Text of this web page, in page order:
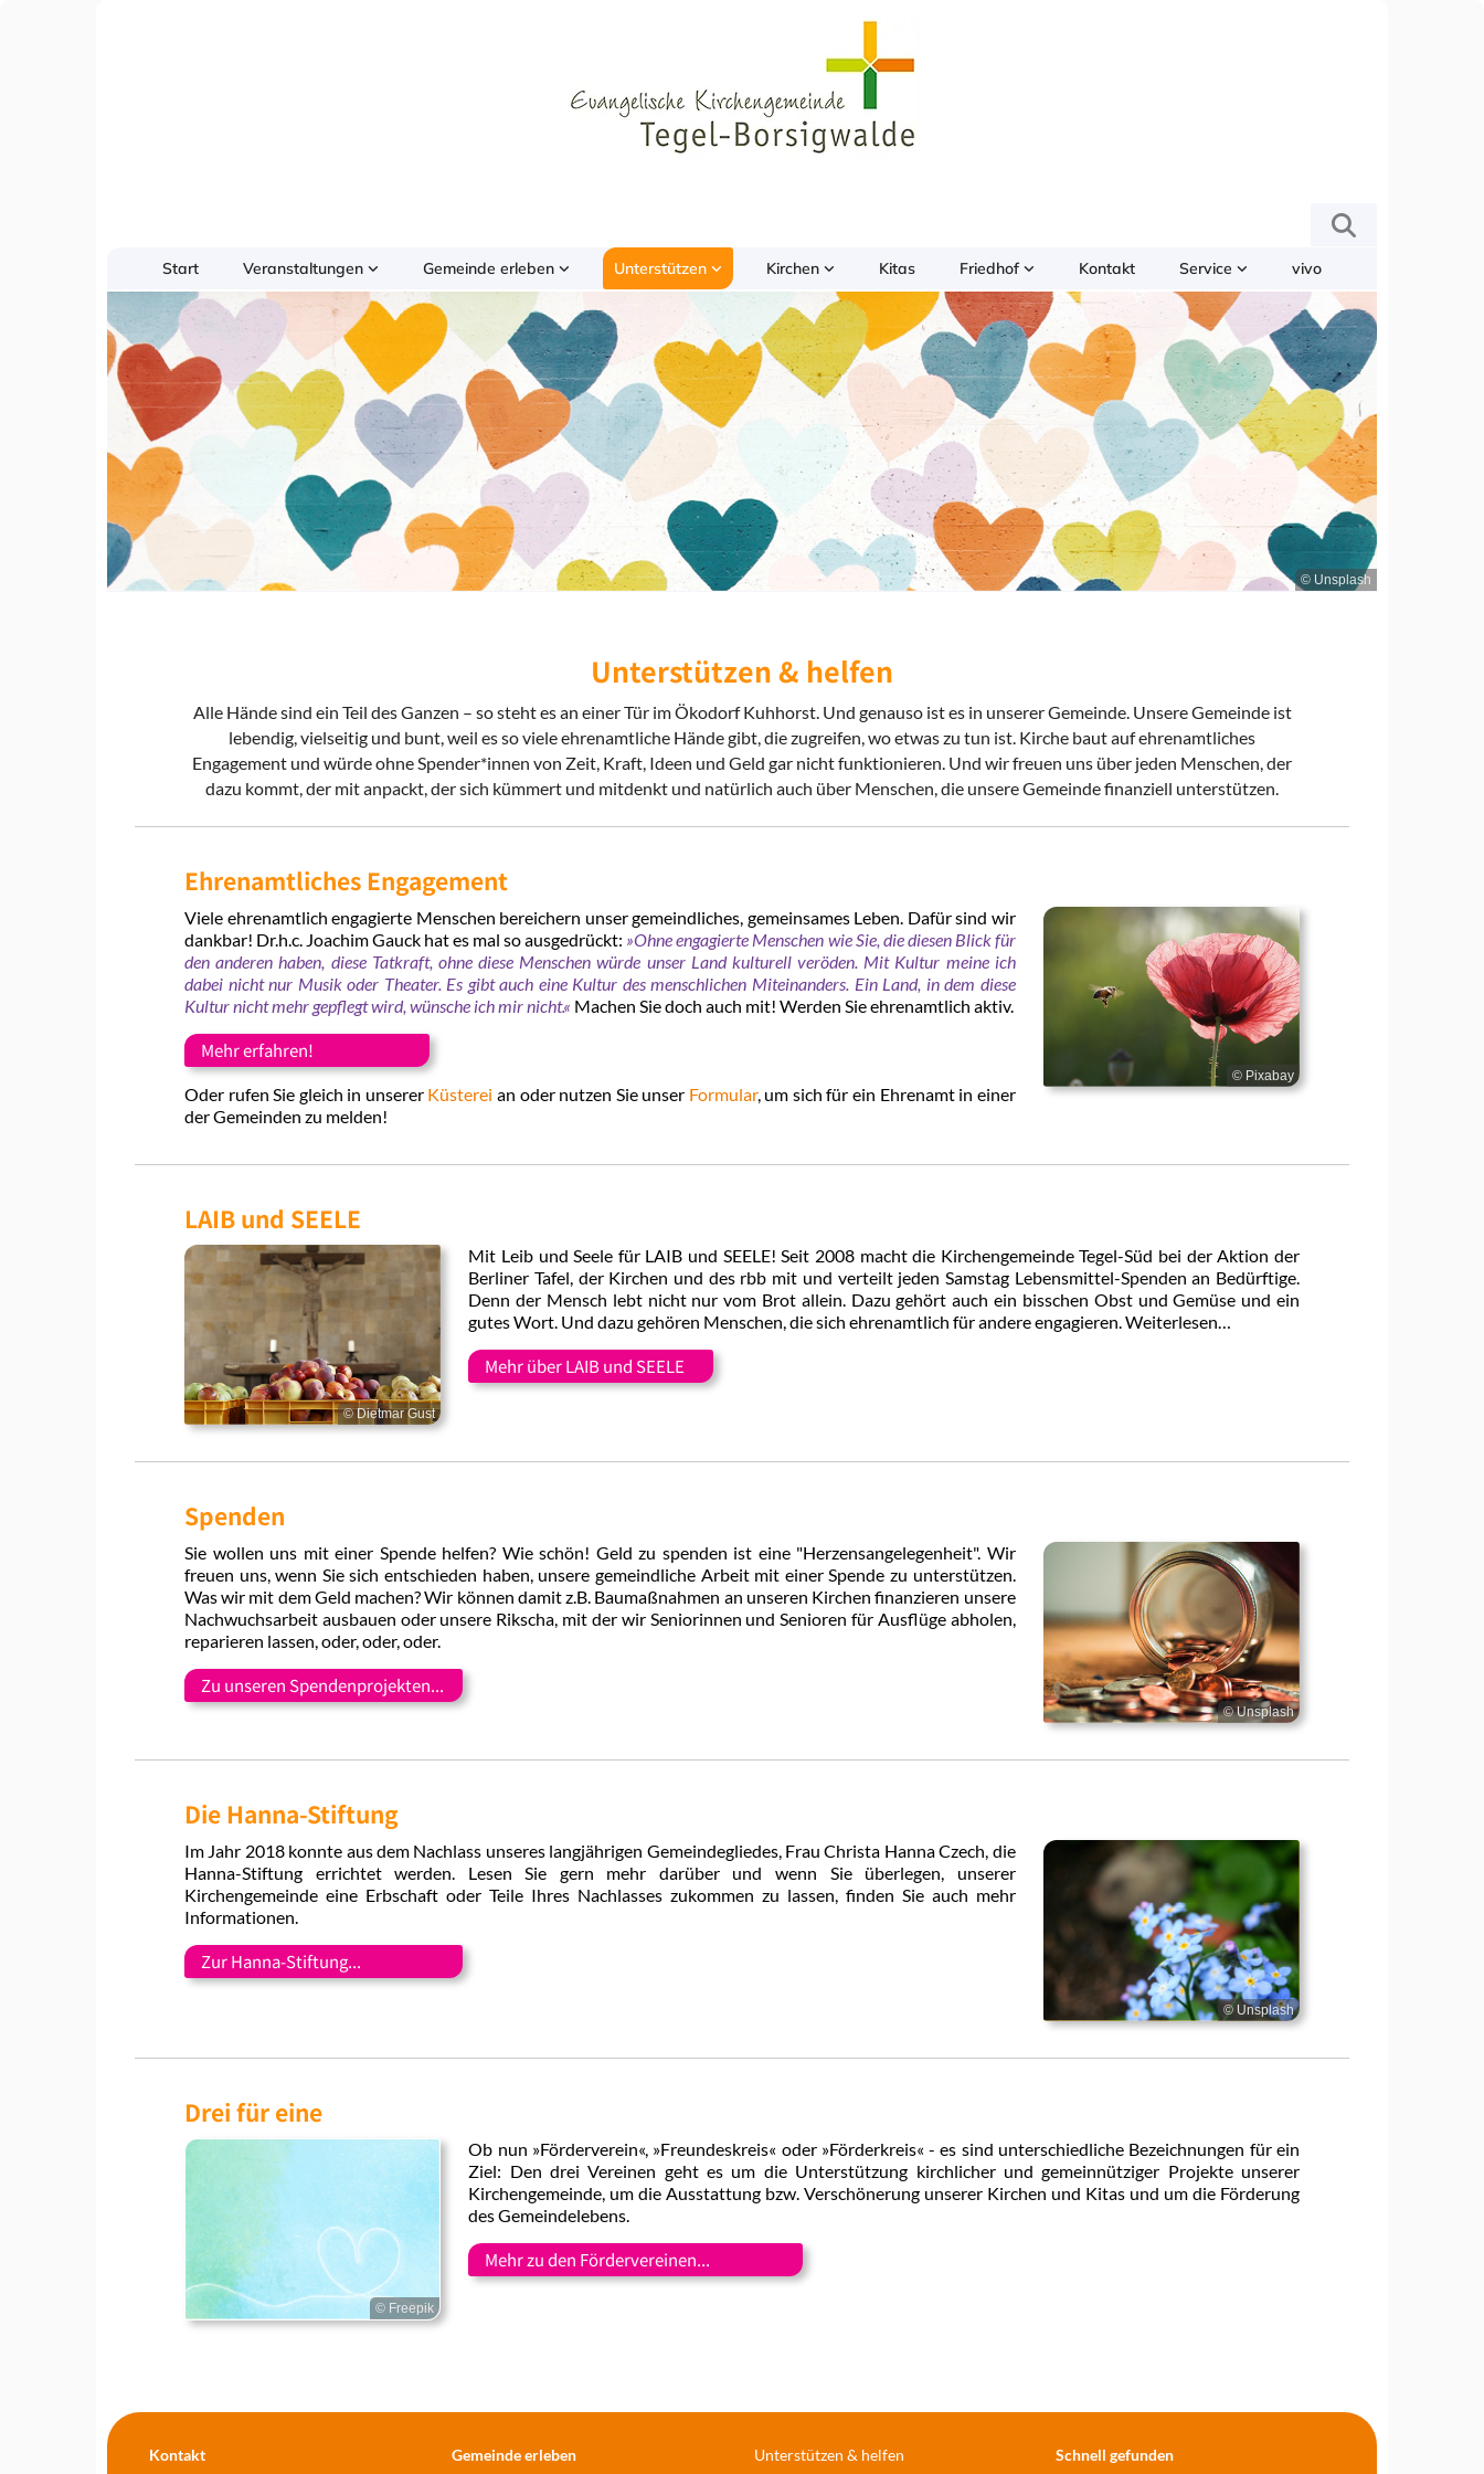
Start Veranstaltungen Gemeinde erleben Unterstützen Kirchen Kitas Friedhof Kontakt Service vivo
© Unsplash
Unterstützen & helfen
Alle Hände sind ein Teil des Ganzen – so steht es an einer Tür im Ökodorf Kuhhorst. Und genauso ist es in unserer Gemeinde. Unsere Gemeinde ist
lebendig, vielseitig und bunt, weil es so viele ehrenamtliche Hände gibt, die zugreifen, wo etwas zu tun ist. Kirche baut auf ehrenamtliches
Engagement und würde ohne Spender*innen von Zeit, Kraft, Ideen und Geld gar nicht funktionieren. Und wir freuen uns über jeden Menschen, der
dazu kommt, der mit anpackt, der sich kümmert und mitdenkt und natürlich auch über Menschen, die unsere Gemeinde finanziell unterstützen.
Ehrenamtliches Engagement
© Pixabay
Viele ehrenamtlich engagierte Menschen bereichern unser gemeindliches, gemeinsames Leben. Dafür sind wir
dankbar! Dr.h.c. Joachim Gauck hat es mal so ausgedrückt: »Ohne engagierte Menschen wie Sie, die diesen Blick für
den anderen haben, diese Tatkraft, ohne diese Menschen würde unser Land kulturell veröden. Mit Kultur meine ich
dabei nicht nur Musik oder Theater. Es gibt auch eine Kultur des menschlichen Miteinanders. Ein Land, in dem diese
Kultur nicht mehr gepflegt wird, wünsche ich mir nicht.« Machen Sie doch auch mit! Werden Sie ehrenamtlich aktiv.
Mehr erfahren!
Oder rufen Sie gleich in unserer Küsterei an oder nutzen Sie unser Formular, um sich für ein Ehrenamt in einer
der Gemeinden zu melden!
LAIB und SEELE
© Dietmar Gust
Mit Leib und Seele für LAIB und SEELE! Seit 2008 macht die Kirchengemeinde Tegel-Süd bei der Aktion der
Berliner Tafel, der Kirchen und des rbb mit und verteilt jeden Samstag Lebensmittel-Spenden an Bedürftige.
Denn der Mensch lebt nicht nur vom Brot allein. Dazu gehört auch ein bisschen Obst und Gemüse und ein
gutes Wort. Und dazu gehören Menschen, die sich ehrenamtlich für andere engagieren. Weiterlesen…
Mehr über LAIB und SEELE
Spenden
© Unsplash
Sie wollen uns mit einer Spende helfen? Wie schön! Geld zu spenden ist eine "Herzensangelegenheit". Wir
freuen uns, wenn Sie sich entschieden haben, unsere gemeindliche Arbeit mit einer Spende zu unterstützen.
Was wir mit dem Geld machen? Wir können damit z.B. Baumaßnahmen an unseren Kirchen finanzieren unsere
Nachwuchsarbeit ausbauen oder unsere Rikscha, mit der wir Seniorinnen und Senioren für Ausflüge abholen,
reparieren lassen, oder, oder, oder.
Zu unseren Spendenprojekten...
Die Hanna-Stiftung
© Unsplash
Im Jahr 2018 konnte aus dem Nachlass unseres langjährigen Gemeindegliedes, Frau Christa Hanna Czech, die
Hanna-Stiftung errichtet werden. Lesen Sie gern mehr darüber und wenn Sie überlegen, unserer
Kirchengemeinde eine Erbschaft oder Teile Ihres Nachlasses zukommen zu lassen, finden Sie auch mehr
Informationen.
Zur Hanna-Stiftung...
Drei für eine
© Freepik
Ob nun »Förderverein«, »Freundeskreis« oder »Förderkreis« - es sind unterschiedliche Bezeichnungen für ein
Ziel: Den drei Vereinen geht es um die Unterstützung kirchlicher und gemeinnütziger Projekte unserer
Kirchengemeinde, um die Ausstattung bzw. Verschönerung unserer Kirchen und Kitas und um die Förderung
des Gemeindelebens.
Mehr zu den Fördervereinen...
Kontakt Gemeinde erleben Unterstützen & helfen Schnell gefunden